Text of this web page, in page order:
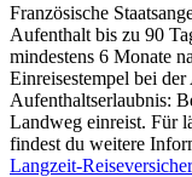
Französische
Aufenthalt bis zu 90
mindestens 6 Monate
Einreisestempel bei
Aufenthaltserlaubnis:
Landweg einreist. Für
findest du weitere
Langzeit-